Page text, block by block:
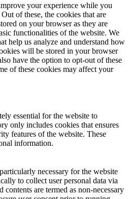
your experience while you
of these, the cookies that are
on your browser as they are
functionalities of the website. We
help us analyze and understand how
will be stored in your browser
have the option to opt-out of these
of these cookies may affect your
essential for the website to
only includes cookies that ensures
features of the website. These
information.
necessary for the website
to collect user personal data via
contents are termed as non-necessary